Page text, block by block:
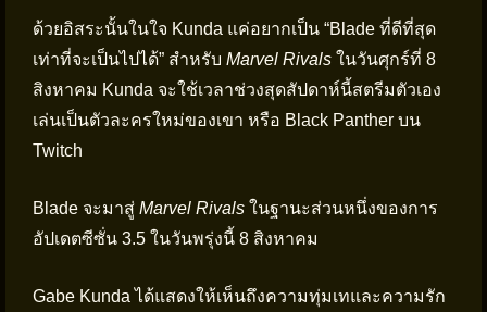
ด้วยอิสระนั้นในใจ Kunda แค่อยากเป็น “Blade ที่ดีที่สุด
เท่าที่จะเป็นไปได้” สำหรับ Marvel Rivals ในวันศุกร์ที่ 8
สิงหาคม Kunda จะใช้เวลาช่วงสุดสัปดาห์นี้สตรีมตัวเอง
เล่นเป็นตัวละครใหม่ของเขา หรือ Black Panther บน
Twitch
Blade จะมาสู่ Marvel Rivals ในฐานะส่วนหนึ่งของการ
อัปเดตซีซั่น 3.5 ในวันพรุ่งนี้ 8 สิงหาคม
Gabe Kunda ได้แสดงให้เห็นถึงความทุ่มเทและความรัก